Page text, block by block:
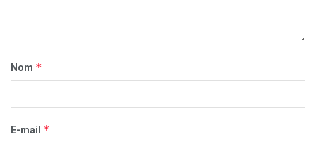
Nom *
E-mail *